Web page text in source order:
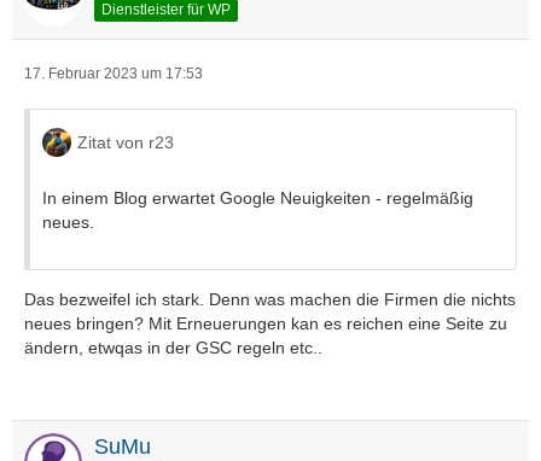
Dienstleister für WP
17. Februar 2023 um 17:53
Zitat von r23
In einem Blog erwartet Google Neuigkeiten - regelmäßig
neues.
Das bezweifel ich stark. Denn was machen die Firmen die nichts
neues bringen? Mit Erneuerungen kan es reichen eine Seite zu
ändern, etwqas in der GSC regeln etc..
SuMu